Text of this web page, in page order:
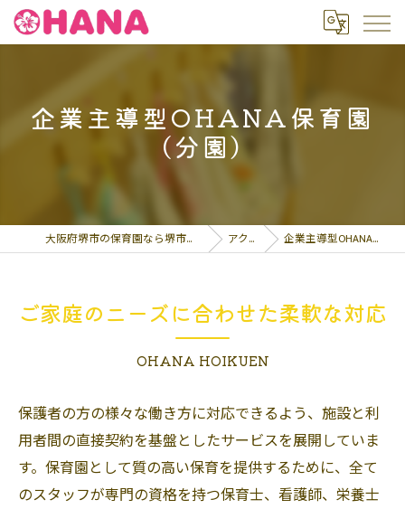
企業主導型OHANA保育園
(分園)
大阪府堺市の保育園なら堺市認可OHANA保育園 アクセス 企業主導型OHANA保育園 (分園)
ご家庭のニーズに合わせた柔軟な対応
OHANA HOIKUEN
保護者の方の様々な働き方に対応できるよう、施設と利
用者間の直接契約を基盤としたサービスを展開していま
す。保育園として質の高い保育を提供するために、全て
のスタッフが専門の資格を持つ保育士、看護師、栄養士